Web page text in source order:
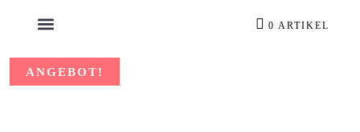
0 ARTIKEL
ANGEBOT!